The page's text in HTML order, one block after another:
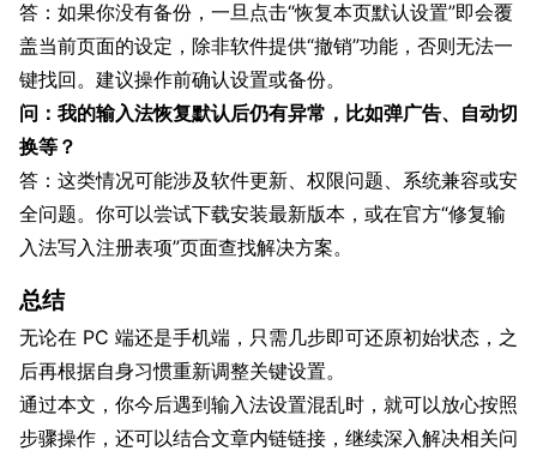
答：如果你没有备份，一旦点击“恢复本页默认设置”即会覆
盖当前页面的设定，除非软件提供“撤销”功能，否则无法一
键找回。建议操作前确认设置或备份。
问：我的输入法恢复默认后仍有异常，比如弹广告、自动切
换等？
答：这类情况可能涉及软件更新、权限问题、系统兼容或安
全问题。你可以尝试下载安装最新版本，或在官方“修复输
入法写入注册表项”页面查找解决方案。
总结
无论在 PC 端还是手机端，只需几步即可还原初始状态，之
后再根据自身习惯重新调整关键设置。
通过本文，你今后遇到输入法设置混乱时，就可以放心按照
步骤操作，还可以结合文章内链链接，继续深入解决相关问